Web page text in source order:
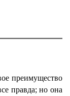
преимущество
правда; но она